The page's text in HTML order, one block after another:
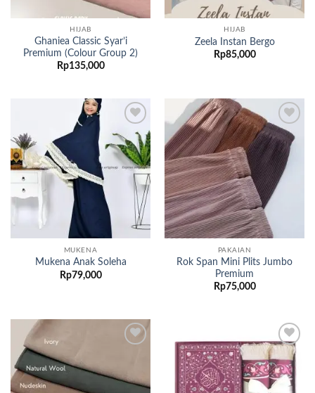
HIJAB
Ghaniea Classic Syar’i
Premium (Colour Group 2)
Rp135,000
HIJAB
Zeela Instan Bergo
Rp85,000
Add to
wishlist
MUKENA
Mukena Anak Soleha
Rp79,000
Add to
wishlist
PAKAIAN
Rok Span Mini Plits Jumbo
Premium
Rp75,000
Add to
wishlist